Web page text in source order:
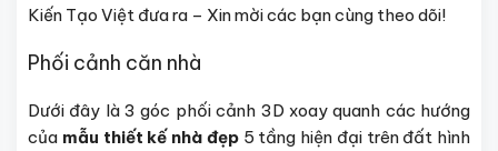
Kiến Tạo Việt đưa ra – Xin mời các bạn cùng theo dõi!
Phối cảnh căn nhà
Dưới đây là 3 góc phối cảnh 3D xoay quanh các hướng
của mẫu thiết kế nhà đẹp5 tầng hiện đại trên đất hình